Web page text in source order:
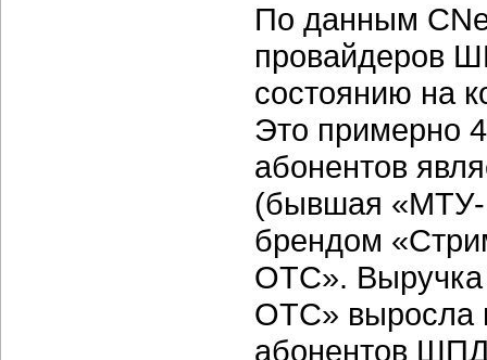
По данным
провайдеров
состоянию на
Это примерно
абонентов
(бывшая «МТУ-
брендом
ОТС». Выручка
ОТС» выросла
абонентов